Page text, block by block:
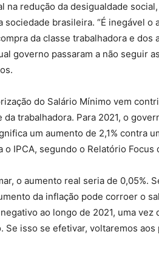
na redução da desigualdade
sociedade brasileira. “É inegável
da classe trabalhadora e dos
governo passaram a não seguir
do Salário Mínimo vem
trabalhadora. Para 2021, o
um aumento de 2,1% contra
o IPCA, segundo o Relatório
o aumento real seria de 0,05%.
da inflação pode corroer o
ao longo de 2021, uma
Se isso se efetivar, voltaremos